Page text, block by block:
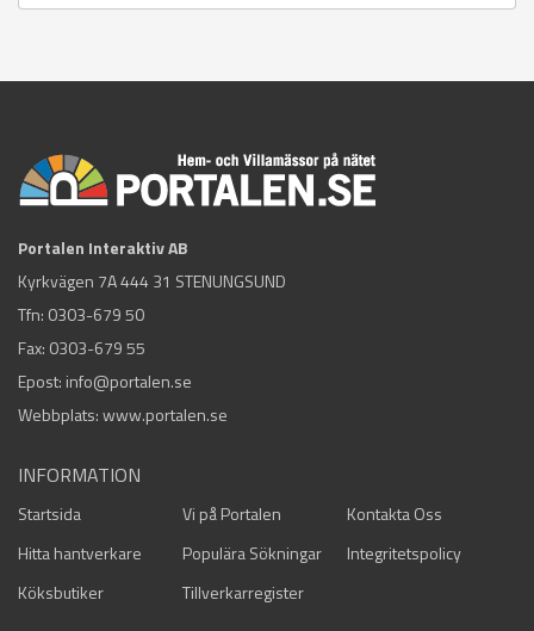
Portalen Interaktiv AB
Kyrkvägen 7A 444 31 STENUNGSUND
Tfn: 0303-679 50
Fax: 0303-679 55
Epost: info@portalen.se
Webbplats: www.portalen.se
INFORMATION
Startsida Vi på Portalen
Kontakta Oss
Hitta hantverkare
Populära Sökningar
Integritetspolicy
Köksbutiker
Tillverkarregister